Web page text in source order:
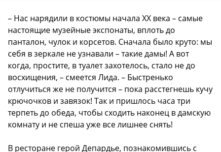
– Нас нарядили в костюмы начала XX века – самые
настоящие музейные экспонаты, вплоть до
панталон, чулок и корсетов. Сначала было круто: мы
себя в зеркале не узнавали – такие дамы! А вот
когда, простите, в туалет захотелось, стало не до
восхищения, – смеется Лида. – Быстренько
отлучиться же не получится – пока расстегнешь кучу
крючочков и завязок! Так и пришлось часа три
терпеть до обеда, чтобы сходить наконец в дамскую
комнату и не спеша уже все лишнее снять!
В ресторане герой Депардье, познакомившись с